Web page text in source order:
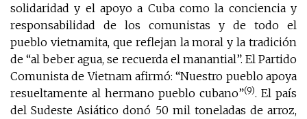
solidaridad y el apoyo a Cuba como la conciencia y
responsabilidad de los comunistas y de todo el
pueblo vietnamita, que reflejan la moral y la tradición
de “al beber agua, se recuerda el manantial”. El Partido
Comunista de Vietnam afirmó: “Nuestro pueblo apoya
resueltamente al hermano pueblo cubano”(9). El país
del Sudeste Asiático donó 50 mil toneladas de arroz,